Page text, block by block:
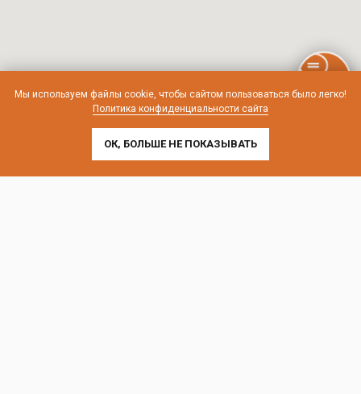
Мы используем файлы cookie, чтобы сайтом пользоваться было легко!
Политика конфиденциальности сайта
ОК, БОЛЬШЕ НЕ ПОКАЗЫВАТЬ